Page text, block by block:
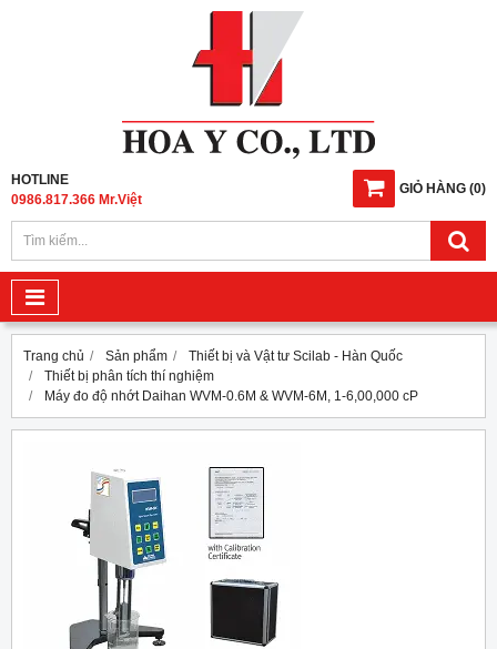
GIỎ HÀNG (0)
HOTLINE
0986.817.366 Mr.Việt
Trang chủ Sản phẩm
Thiết bị và Vật tư Scilab - Hàn Quốc
Thiết bị phân tích thí nghiệm
Máy đo độ nhớt Daihan WVM-0.6M & WVM-6M, 1-6,00,000 cP